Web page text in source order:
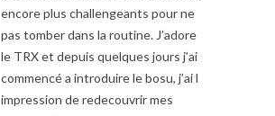
encore plus challengeants pour ne
pas tomber dans la routine. J’adore
le TRX et depuis quelques jours j’ai
commencé a introduire le bosu, j’ai l
impression de redecouvrir mes